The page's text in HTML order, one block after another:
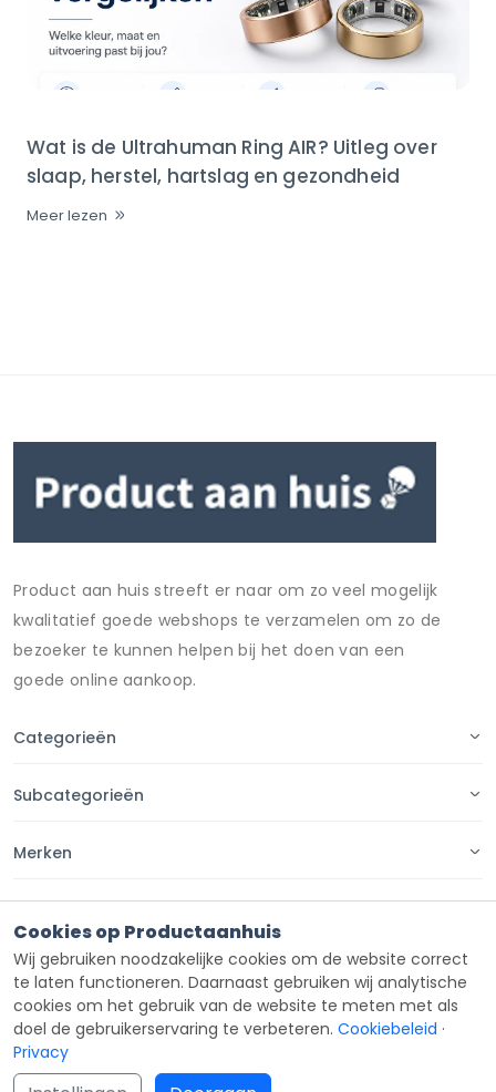
Wat is de Ultrahuman Ring AIR? Uitleg over
slaap, herstel, hartslag en gezondheid
Meer lezen
Product aan huis streeft er naar om zo veel mogelijk
kwalitatief goede webshops te verzamelen om zo de
bezoeker te kunnen helpen bij het doen van een
goede online aankoop.
Categorieën
Subcategorieën
Merken
Contact
Cookies op Productaanhuis
Wij gebruiken noodzakelijke cookies om de website correct
te laten functioneren. Daarnaast gebruiken wij analytische
cookies om het gebruik van de website te meten met als
doel de gebruikerservaring te verbeteren. Cookiebeleid ·
Privacy